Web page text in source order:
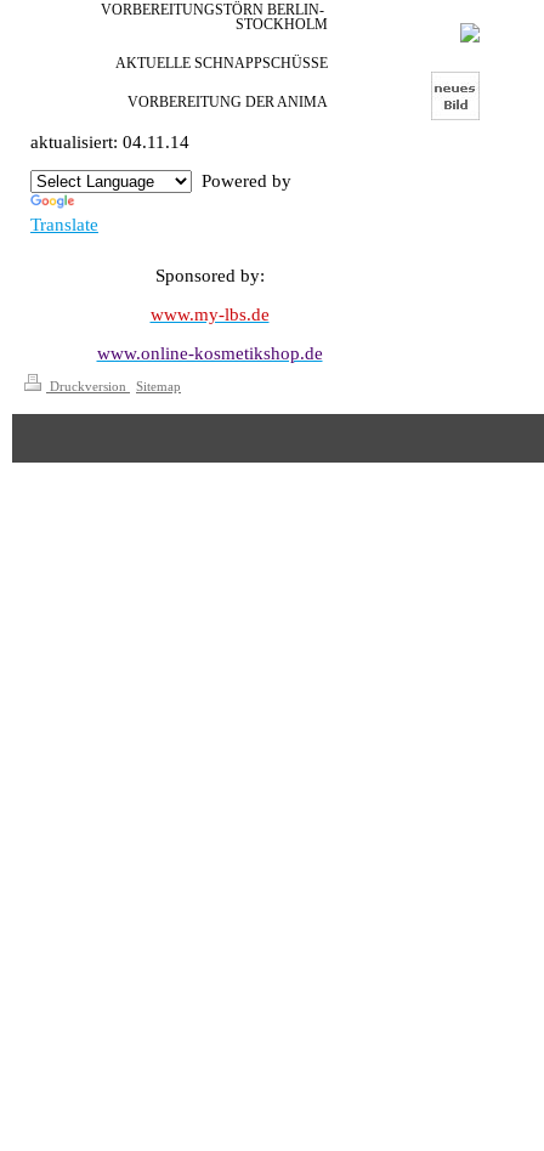
VORBEREITUNGSTÖRN BERLIN-
STOCKHOLM
AKTUELLE SCHNAPPSCHÜSSE
VORBEREITUNG DER ANIMA
aktualisiert: 04.11.14
Powered by
Translate
Sponsored by:
www.my-lbs.de
www.online-kosmetikshop.de
Druckversion
Sitemap